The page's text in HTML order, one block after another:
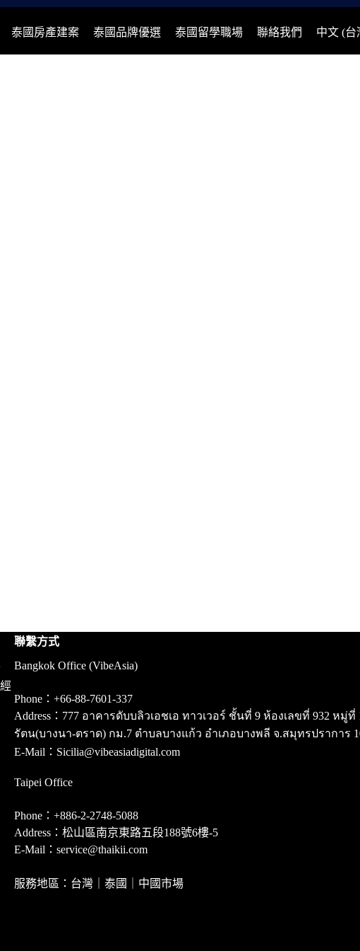
泰國房產建案 泰國品牌優選 泰國留學職場 聯絡我們 中文 (台
聯繫方式
Bangkok Office (VibeAsia)
Phone：+66-88-7601-337
Address：777 อาคารดับบลิวเอชเอ ทาวเวอร์ ชั้นที่ 9 ห้องเลขที่ 932 หมู่ที่
รัตน(บางนา-ตราด) กม.7 ตำบลบางแก้ว อำเภอบางพลี จ.สมุทรปราการ
E-Mail：Sicilia@vibeasiadigital.com
Taipei Office
Phone：+886-2-2748-5088
Address：松山區南京東路五段188號6樓-5
E-Mail：service@thaikii.com
服務地區：台灣｜泰國｜中國市場